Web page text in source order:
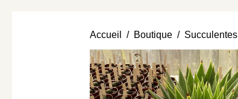
Accueil Boutique Succulentes